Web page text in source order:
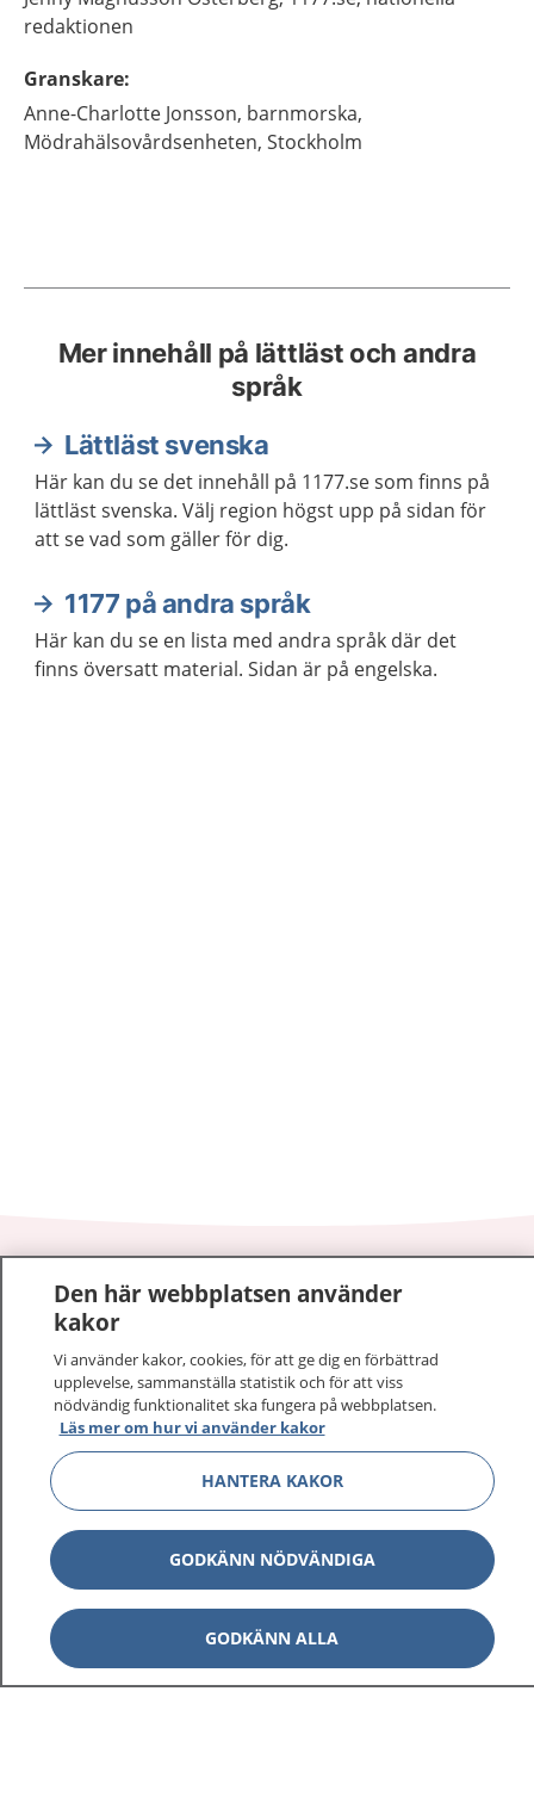
redaktionen
Granskare:
Anne-Charlotte Jonsson, barnmorska,
Mödrahälsovårdsenheten, Stockholm
Mer innehåll på lättläst och andra
språk
Lättläst svenska
Här kan du se det innehåll på 1177.se som finns på
lättläst svenska. Välj region högst upp på sidan för
att se vad som gäller för dig.
1177 på andra språk
Här kan du se en lista med andra språk där det
finns översatt material. Sidan är på engelska.
1177 – tryggt om din hälsa och vård
På 1177.se får du råd om hälsa och information om
sjukdomar och vilka mottagningar du kan kontakta.
Logga in för att läsa din journal och göra dina
vårdärenden. Ring telefonnummer 1177 för
sjukvårdsrådgivning dygnet runt.
1177 ger dig råd när du vill må bättre.
1177 på flera språk Visa
Visa
Den här webbplatsen använder
kakor
Vi använder kakor, cookies, för att ge dig en förbättrad
upplevelse, sammanställa statistik och för att viss
nödvändig funktionalitet ska fungera på webbplatsen.
Läs mer om hur vi använder kakor
HANTERA KAKOR
GODKÄNN NÖDVÄNDIGA
GODKÄNN ALLA